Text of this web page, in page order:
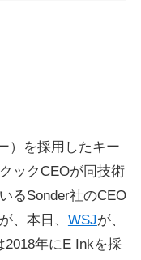
）を採用したキー
ックCEOが同技術
るSonder社のCEO
、本日、 WSJが、
2018年にE Inkを採